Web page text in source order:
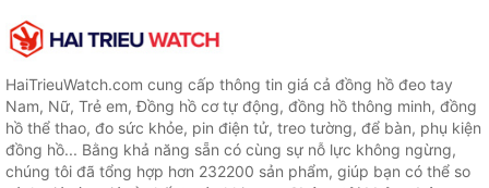
HaiTrieuWatch.com cung cấp thông tin giá cả đồng hồ đeo tay
Nam, Nữ, Trẻ em, Đồng hồ cơ tự động, đồng hồ thông minh, đồng
hồ thể thao, đo sức khỏe, pin điện tử, treo tường, để bàn, phụ kiện
đồng hồ... Bằng khả năng sẵn có cùng sự nỗ lực không ngừng,
chúng tôi đã tổng hợp hơn 232200 sản phẩm, giúp bạn có thể so